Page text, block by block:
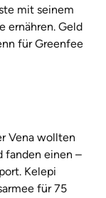
mit seinem
ernähren. Geld
für Greenfee
Vena wollten
fanden einen –
Kelepi
für 75